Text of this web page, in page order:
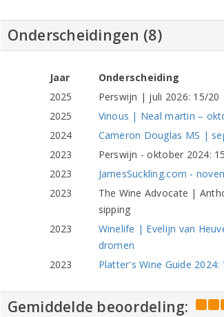
Onderscheidingen (8)
Jaar
Onderscheiding
2025
Perswijn | juli 2026: 15/
2025
Vinous | Neal martin –
2024
Cameron Douglas MS |
2023
Perswijn - oktober 2024:
2023
JamesSuckling.com -
2023
The Wine Advocate |
sipping
2023
Winelife | Evelijn van
dromen
2023
Platter's Wine Guide
Gemiddelde beoordeling: